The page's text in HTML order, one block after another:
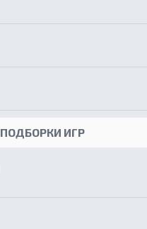
ПОДБОРКИ ИГР